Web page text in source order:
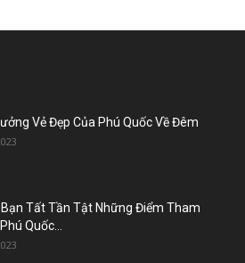
Vẻ Đẹp Của Phú Quốc Về Đêm
Bạn Tất Tần Tật Những Điểm Tham
Quốc...